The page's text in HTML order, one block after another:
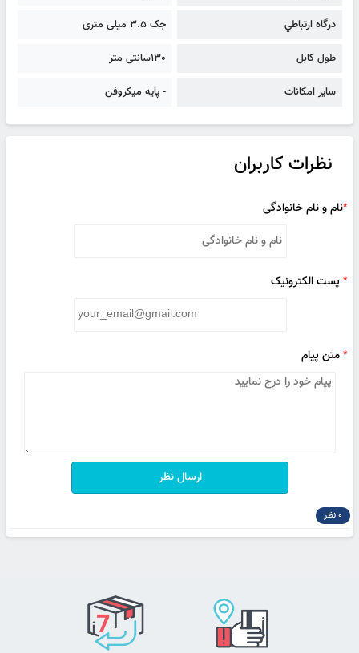
درگاه ارتباطي جک 3.5 میلی متری
طول کابل 130سانتی متر
سایر امکانات - پایه میکروفن
نظرات کاربران
*نام و نام خانوادگی
*پست الکترونیک
*متن پیام
ارسال نظر
0 نظر